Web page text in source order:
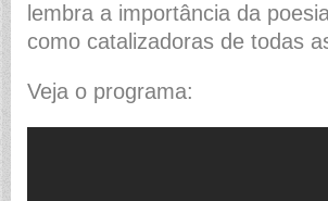
lembra a importância da
como catalizadoras de todas
Veja o programa: